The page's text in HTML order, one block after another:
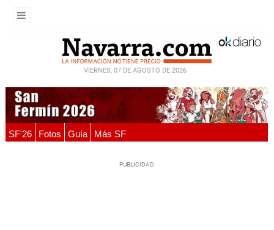
VIERNES, 07 DE AGOSTO DE 2026
SF'26 Fotos Guía Más SF